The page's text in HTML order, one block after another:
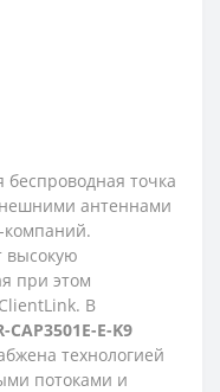
беспроводная точка
антеннами
компаний.
высокую
при этом
В
CAP3501E-E-K9
технологией
потоками и